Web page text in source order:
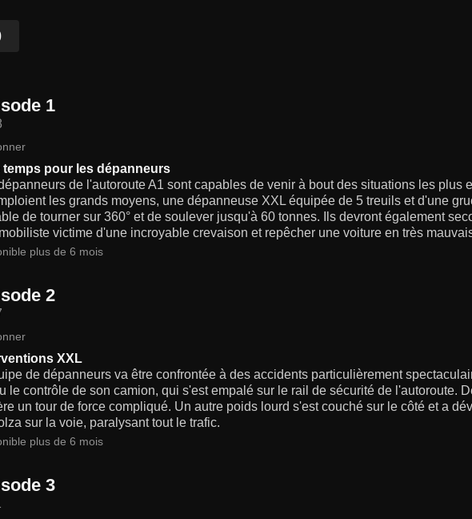
1
temps pour les dépanneurs
de l'autoroute A1 sont capables de venir à bout des situations les plus
les grands moyens, une dépanneuse XXL équipée de 5 treuils et d'une
de tourner sur 360° et de soulever jusqu'à 60 tonnes. Ils devront également
victime d'une incroyable crevaison et repêcher une voiture en très
plus de 6 mois
2
XXL
de dépanneurs va être confrontée à des accidents particulièrement
le contrôle de son camion, qui s'est empalé sur le rail de sécurité de l'autoroute.
un tour de force compliqué. Un autre poids lourd s'est couché sur le côté et a
sur la voie, paralysant tout le trafic.
plus de 6 mois
3